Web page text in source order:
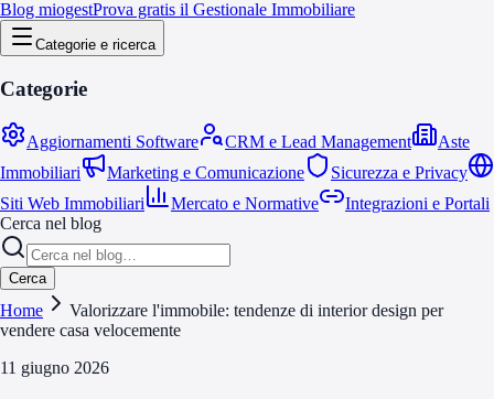
Blog miogestProva gratis il Gestionale Immobiliare
Categorie e ricerca
Categorie
Aggiornamenti Software CRM e Lead Management
Aste
Immobiliari
Marketing e Comunicazione
Sicurezza e Privacy
Siti Web Immobiliari
Mercato e Normative
Integrazioni e Portali
Cerca nel blog
Cerca
Home
Valorizzare l'immobile: tendenze di interior design per
vendere casa velocemente
11 giugno 2026